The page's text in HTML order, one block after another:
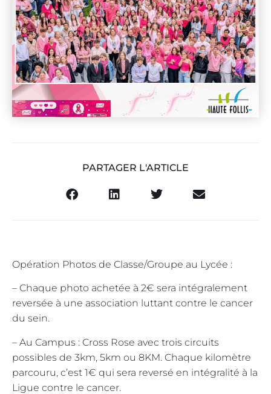
PARTAGER L'ARTICLE
Opération Photos de Classe/Groupe au Lycée :
– Chaque photo achetée à 2€ sera intégralement
reversée à une association luttant contre le cancer
du sein.
– Au Campus : Cross Rose avec trois circuits
possibles de 3km, 5km ou 8KM. Chaque kilomètre
parcouru, c’est 1€ qui sera reversé en intégralité à la
Ligue contre le cancer.